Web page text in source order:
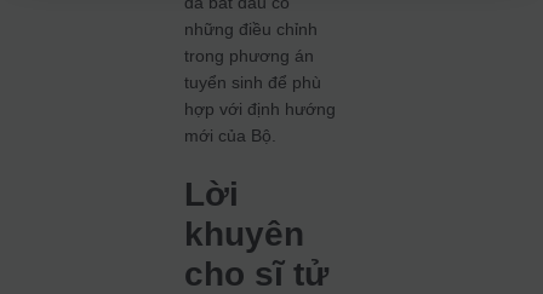
những điều chỉnh
trong phương án
tuyển sinh để phù
hợp với định hướng
mới của Bộ.
Lời
khuyên
cho sĩ tử